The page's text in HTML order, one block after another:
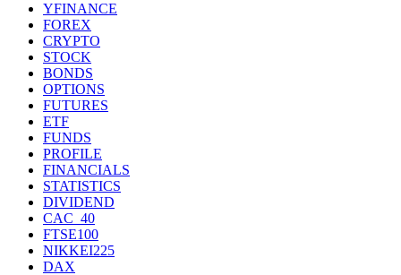
YFINANCE
FOREX
CRYPTO
STOCK
BONDS
OPTIONS
FUTURES
ETF
FUNDS
PROFILE
FINANCIALS
STATISTICS
DIVIDEND
CAC_40
FTSE100
NIKKEI225
DAX